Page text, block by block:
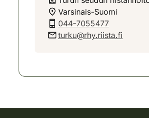
Varsinais-Suomi
044-7055477
turku@rhy.riista.fi